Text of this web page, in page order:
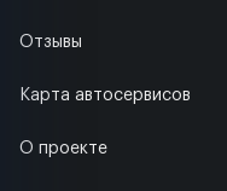
Отзывы
Карта автосервисов
О проекте